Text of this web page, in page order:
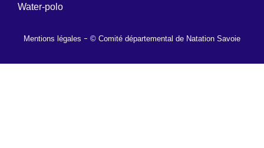
Water-polo
Mentions légales © Comité départemental de Natation Savoie